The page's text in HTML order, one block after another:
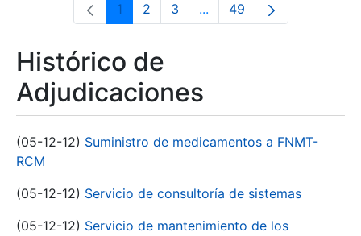
Página
1 Página
2 Página
3 ...Páginas intermedias Use
Página
49
Histórico de
Adjudicaciones
(05-12-12) Suministro de medicamentos a FNMT-
RCM
(05-12-12) Servicio de consultoría de sistemas
(05-12-12) Servicio de mantenimiento de los